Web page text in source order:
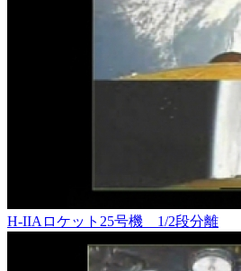
H-IIAロケット25号機 1/2段分離